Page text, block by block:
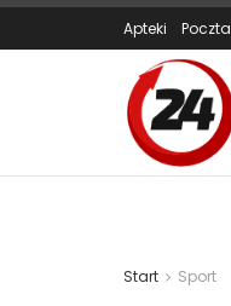
Apteki Poczta
Start Sport